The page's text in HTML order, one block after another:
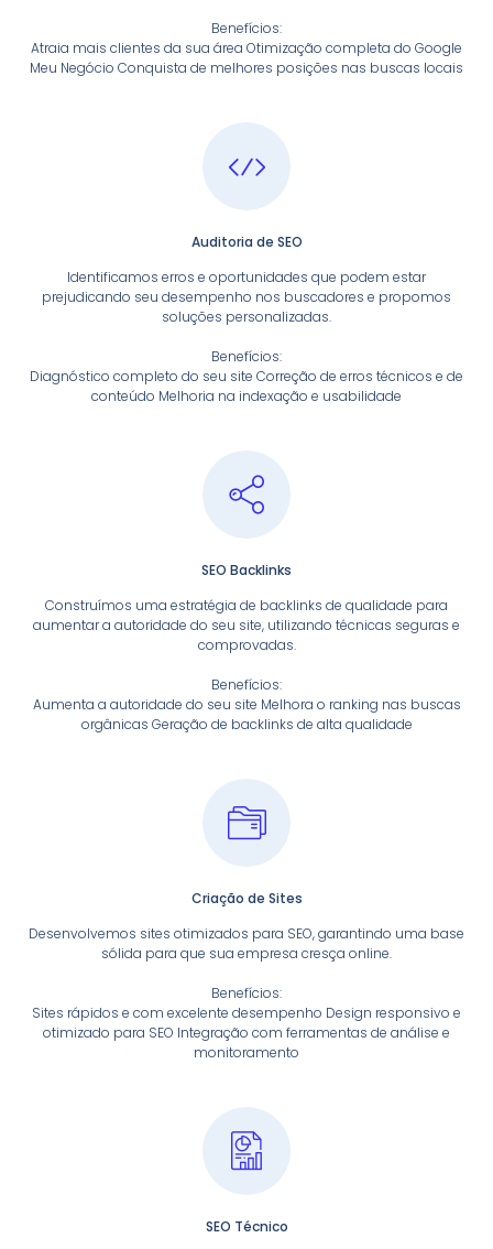
Benefícios:
Atraia mais clientes da sua área Otimização completa do Google
Meu Negócio Conquista de melhores posições nas buscas locais
Auditoria de SEO
Identificamos erros e oportunidades que podem estar
prejudicando seu desempenho nos buscadores e propomos
soluções personalizadas.
Benefícios:
Diagnóstico completo do seu site Correção de erros técnicos e de
conteúdo Melhoria na indexação e usabilidade
SEO Backlinks
Construímos uma estratégia de backlinks de qualidade para
aumentar a autoridade do seu site, utilizando técnicas seguras e
comprovadas.
Benefícios:
Aumenta a autoridade do seu site Melhora o ranking nas buscas
orgânicas Geração de backlinks de alta qualidade
Criação de Sites
Desenvolvemos sites otimizados para SEO, garantindo uma base
sólida para que sua empresa cresça online.
Benefícios:
Sites rápidos e com excelente desempenho Design responsivo e
otimizado para SEO Integração com ferramentas de análise e
monitoramento
SEO Técnico